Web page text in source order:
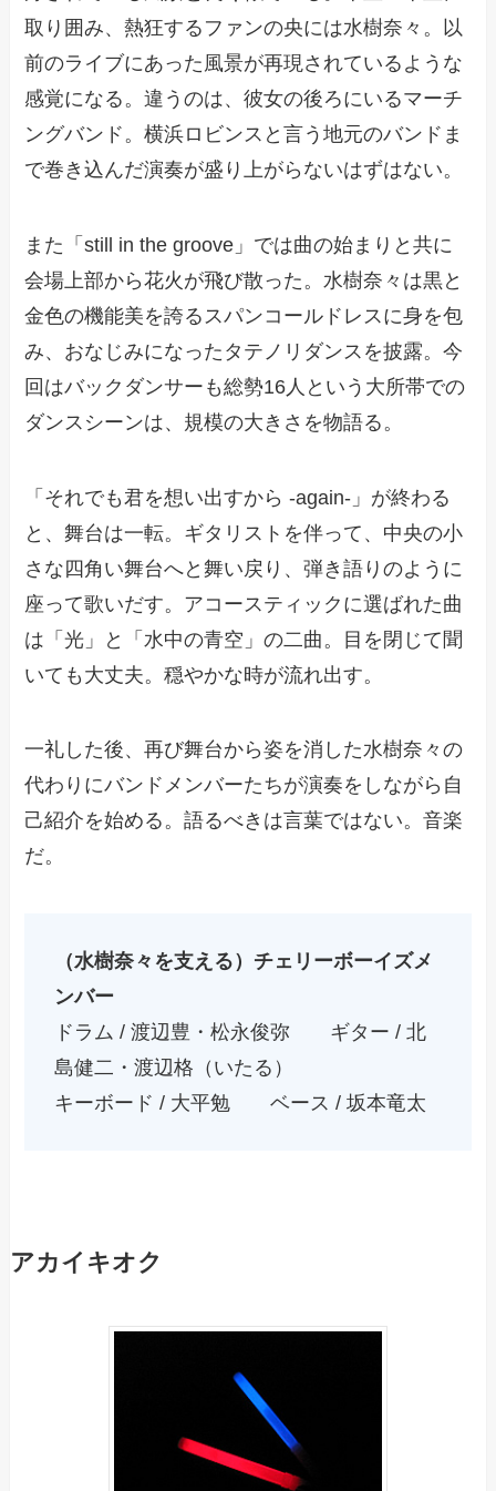
取り囲み、熱狂するファンの央には水樹奈々。以
前のライブにあった風景が再現されているような
感覚になる。違うのは、彼女の後ろにいるマーチ
ングバンド。横浜ロビンスと言う地元のバンドま
で巻き込んだ演奏が盛り上がらないはずはない。
また「still in the groove」では曲の始まりと共に
会場上部から花火が飛び散った。水樹奈々は黒と
金色の機能美を誇るスパンコールドレスに身を包
み、おなじみになったタテノリダンスを披露。今
回はバックダンサーも総勢16人という大所帯での
ダンスシーンは、規模の大きさを物語る。
「それでも君を想い出すから -again-」が終わる
と、舞台は一転。ギタリストを伴って、中央の小
さな四角い舞台へと舞い戻り、弾き語りのように
座って歌いだす。アコースティックに選ばれた曲
は「光」と「水中の青空」の二曲。目を閉じて聞
いても大丈夫。穏やかな時が流れ出す。
一礼した後、再び舞台から姿を消した水樹奈々の
代わりにバンドメンバーたちが演奏をしながら自
己紹介を始める。語るべきは言葉ではない。音楽
だ。
（水樹奈々を支える）チェリーボーイズメ
ンバー
ドラム / 渡辺豊・松永俊弥 ギター / 北
島健二・渡辺格（いたる）
キーボード / 大平勉 ベース / 坂本竜太
アカイキオク